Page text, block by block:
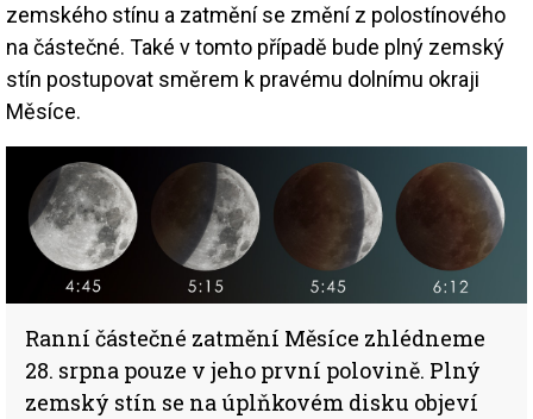
zemského stínu a zatmění se změní z polostínového
na částečné. Také v tomto případě bude plný zemský
stín postupovat směrem k pravému dolnímu okraji
Měsíce.
Ranní částečné zatmění Měsíce zhlédneme
28. srpna pouze v jeho první polovině. Plný
zemský stín se na úplňkovém disku objeví